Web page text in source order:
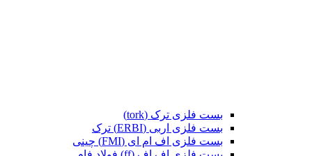
بست فلزی ترک (tork)
بست فلزی اربی (ERBI) ترک
بست فلزی اف ام ای (FMI) چینی